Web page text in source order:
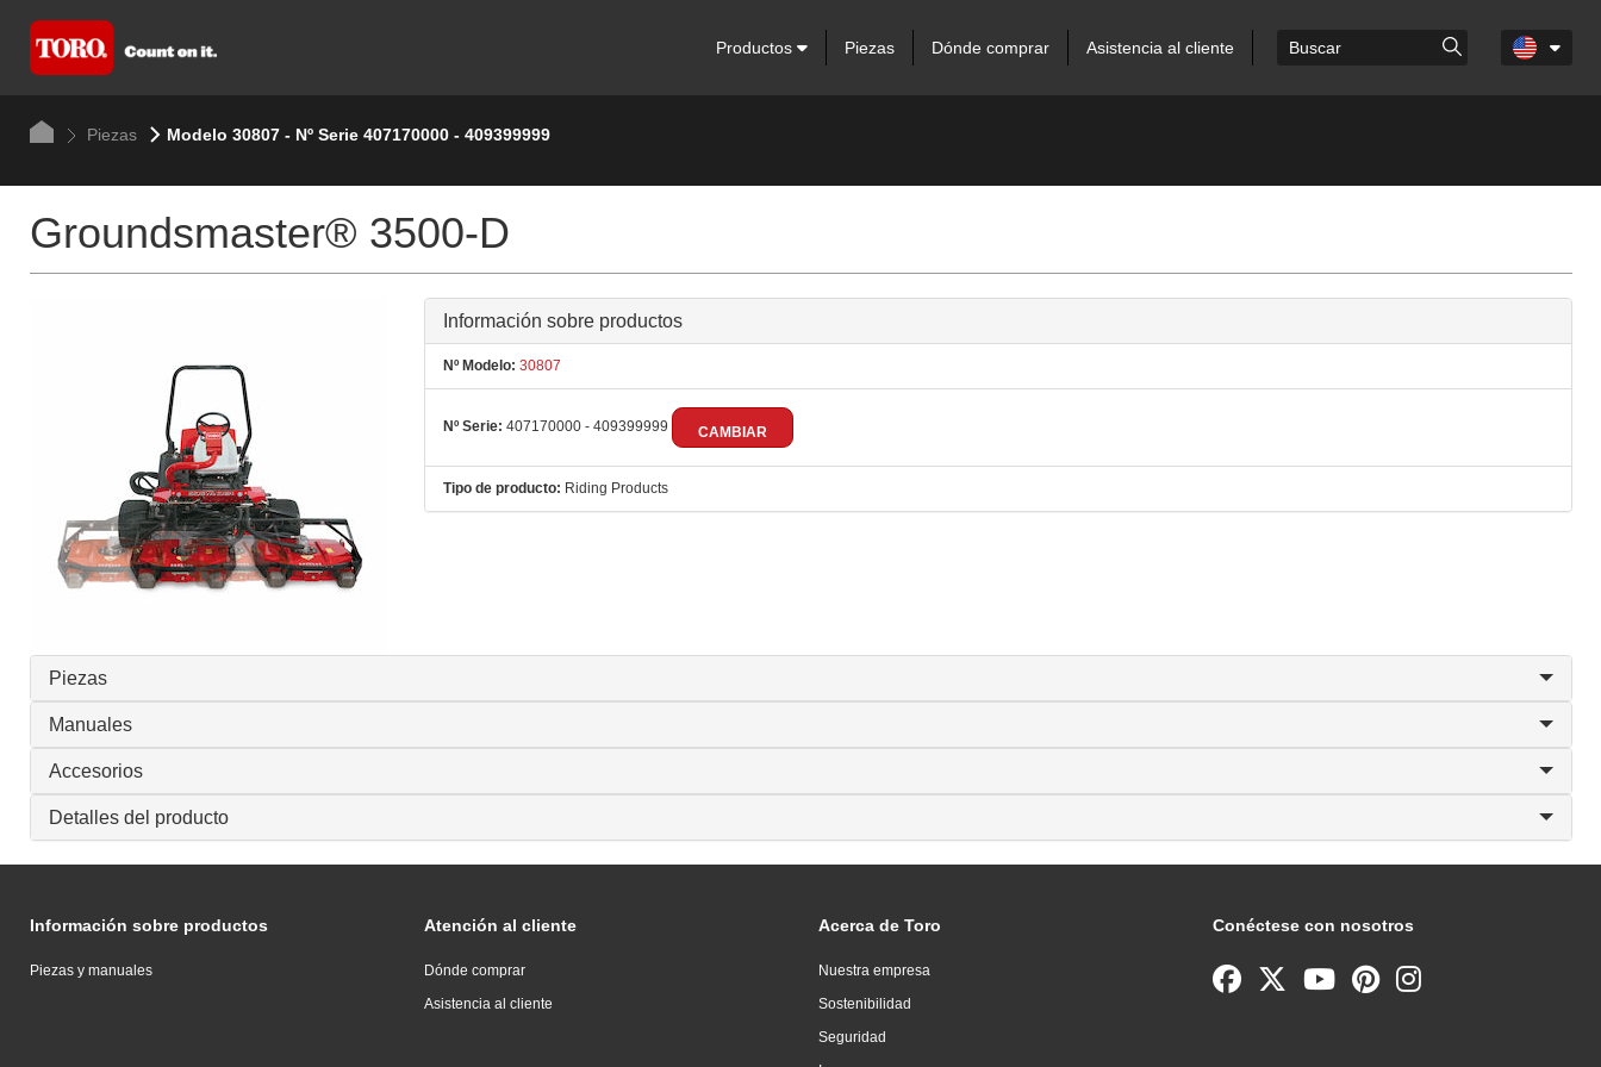
Productos Piezas Dónde comprar Asistencia al cliente
Piezas Modelo 30807 - Nº Serie 407170000 - 409399999
Groundsmaster® 3500-D
Información sobre productos
Nº Modelo: 30807
Nº Serie: 407170000 - 409399999 CAMBIAR
Tipo de producto: Riding Products
Piezas
Manuales
Accesorios
Detalles del producto
Información sobre productos
Piezas y manuales
Atención al cliente
Dónde comprar
Asistencia al cliente
Acerca de Toro
Nuestra empresa
Sostenibilidad
Seguridad
Conéctese con nosotros